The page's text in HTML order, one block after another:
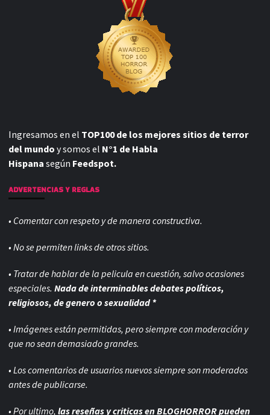
Ingresamos en el TOP100 de los mejores sitios de terror
del mundo y somos el N°1 de Habla
Hispana según Feedspot.
ADVERTENCIAS Y REGLAS
• Comentar con respeto y de manera constructiva.
• No se permiten links de otros sitios.
• Tratar de hablar de la pelicula en cuestión, salvo ocasiones
especiales. Nada de interminables debates políticos,
religiosos, de genero o sexualidad *
• Imágenes están permitidas, pero siempre conmoderación y
que no sean demasiado grandes.
• Los comentarios de usuarios nuevos siempre son moderados
antes de publicarse.
• Por ultimo, las reseñas y criticas en BLOGHORROR pueden